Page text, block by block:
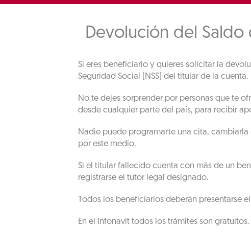
Devolución del Saldo
Si eres beneficiario y quieres solicitar la
Seguridad Social (NSS) del titular de la cuenta.
No te dejes sorprender por personas que te
desde cualquier parte del país, para recibir
Nadie puede programarte una cita,
por este medio.
Si el titular fallecido cuenta con más de un
registrarse el tutor legal designado.
Todos los beneficiarios deberán presentarse
En el Infonavit todos los trámites son gratuitos.